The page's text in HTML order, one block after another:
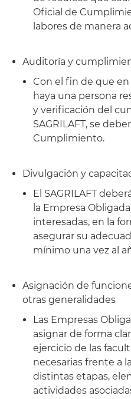
Oficial de
labores de manera
Auditoría y
Con el fin de que
haya una persona
y verificación del
SAGRILAFT, se
Cumplimiento.
Divulgación y
El SAGRILAFT
la Empresa
interesadas, en la
asegurar su
mínimo una vez al
Asignación de
otras generalidades
Las Empresas
asignar de forma
ejercicio de las
necesarias frente a
distintas etapas,
actividades